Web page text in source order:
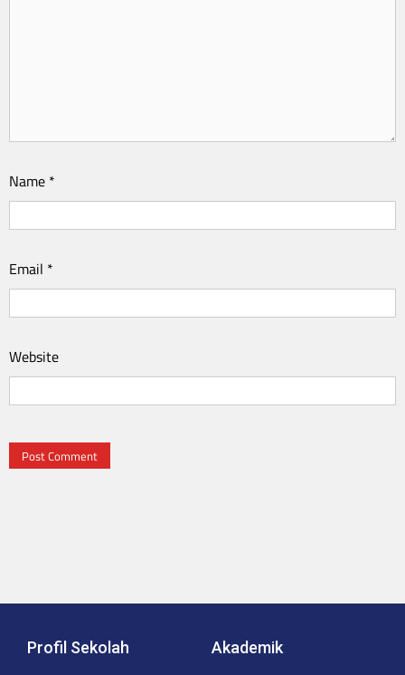
Name *
Email *
Website
Profil Sekolah Akademik